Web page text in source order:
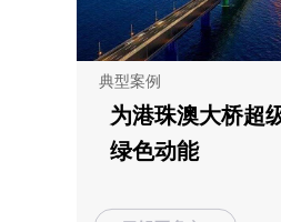
典型案例
为港珠澳大桥超
绿色动能